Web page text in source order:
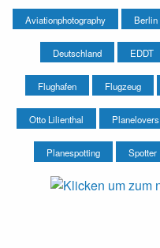
Aviationphotography Berlin
Deutschland EDDT
Flughafen Flugzeug
Otto Lilienthal Planelovers
Planespotting Spotter